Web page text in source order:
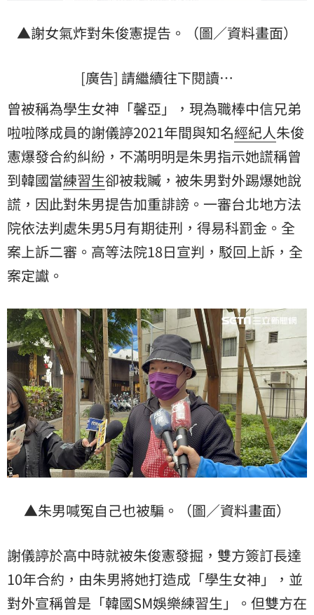
▲謝女氣炸對朱俊憲提告。（圖／資料畫面）
[廣告] 請繼續往下閱讀…
曾被稱為學生女神「馨亞」，現為職棒中信兄弟
啦啦隊成員的謝儀諪2021年間與知名經紀人朱俊
憲爆發合約糾紛，不滿明明是朱男指示她謊稱曾
到韓國當練習生卻被栽贓，被朱男對外踢爆她說
謊，因此對朱男提告加重誹謗。一審台北地方法
院依法判處朱男5月有期徒刑，得易科罰金。全
案上訴二審。高等法院18日宣判，駁回上訴，全
案定讞。
▲朱男喊冤自己也被騙。（圖／資料畫面）
謝儀諪於高中時就被朱俊憲發掘，雙方簽訂長達
10年合約，由朱男將她打造成「學生女神」，並
對外宣稱曾是「韓國SM娛樂練習生」。但雙方在